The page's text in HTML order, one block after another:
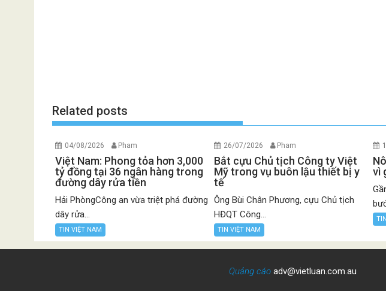
Related posts
04/08/2026 Pham
Việt Nam: Phong tỏa hơn 3,000
tỷ đồng tại 36 ngân hàng trong
đường dây rửa tiền
Hải PhòngCông an vừa triệt phá đường
dây rửa...
TIN VIỆT NAM
26/07/2026 Pham
Bắt cựu Chủ tịch Công ty Việt
Mỹ trong vụ buôn lậu thiết bị y
tế
Ông Bùi Chân Phương, cựu Chủ tịch
HĐQT Công...
TIN VIỆT NAM
vì
Quảng cáoadv@vietluan.com.au